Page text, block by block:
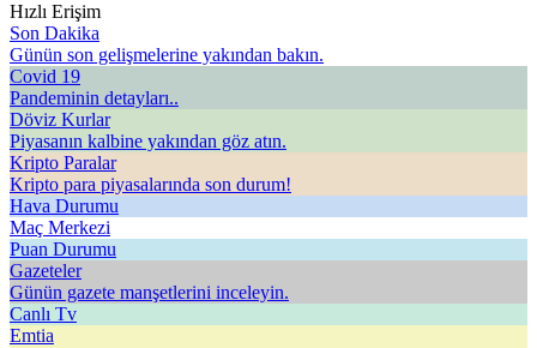
Hızlı Erişim
Son Dakika
Günün son gelişmelerine yakından bakın.
Covid 19
Pandeminin detayları..
Döviz Kurlar
Piyasanın kalbine yakından göz atın.
Kripto Paralar
Kripto para piyasalarında son durum!
Hava Durumu
Maç Merkezi
Puan Durumu
Gazeteler
Günün gazete manşetlerini inceleyin.
Canlı Tv
Emtia